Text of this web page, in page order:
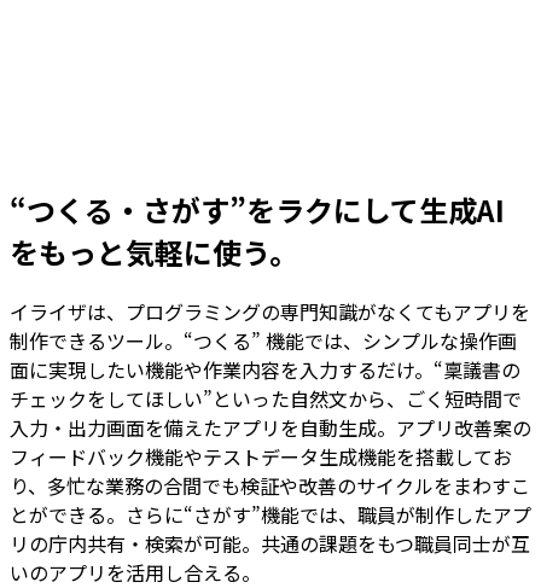
“つくる・さがす”をラクにして生成AI
をもっと気軽に使う。
イライザは、プログラミングの専門知識がなくてもアプリを
制作できるツール。“つくる” 機能では、シンプルな操作画
面に実現したい機能や作業内容を入力するだけ。“稟議書の
チェックをしてほしい”といった自然文から、ごく短時間で
入力・出力画面を備えたアプリを自動生成。アプリ改善案の
フィードバック機能やテストデータ生成機能を搭載してお
り、多忙な業務の合間でも検証や改善のサイクルをまわすこ
とができる。さらに“さがす”機能では、職員が制作したアプ
リの庁内共有・検索が可能。共通の課題をもつ職員同士が互
いのアプリを活用し合える。